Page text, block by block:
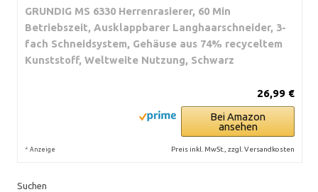
GRUNDIG MS 6330 Herrenrasierer, 60 Min
Betriebszeit, Ausklappbarer Langhaarschneider, 3-
fach Schneidsystem, Gehäuse aus 74% recyceltem
Kunststoff, Weltweite Nutzung, Schwarz
26,99 €
Bei Amazon
ansehen
* Anzeige Preis inkl. MwSt., zzgl. Versandkosten
Suchen